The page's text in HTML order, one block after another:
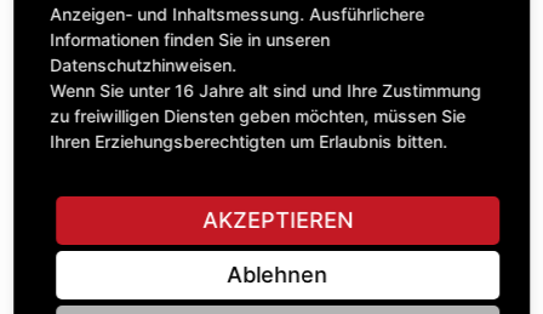
exkl. MwSt.
IN DEN WARENKORB
Anzeigen- und Inhaltsmessung. Ausführlichere
Informationen finden Sie in unseren
Datenschutzhinweisen.
Wenn Sie unter 16 Jahre alt sind und Ihre Zustimmung
zu freiwilligen Diensten geben möchten, müssen Sie
Ihren Erziehungsberechtigten um Erlaubnis bitten.
AKZEPTIEREN
Ablehnen